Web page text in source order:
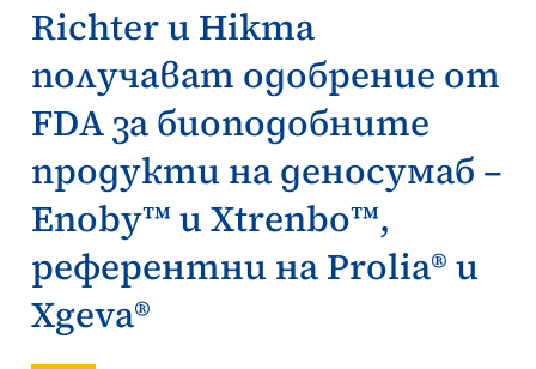
Richter и Hikma
получават одобрение от
FDA за биоподобните
продукти на деносумаб –
Enoby™ и Xtrenbo™,
референтни на Prolia® и
Xgeva®